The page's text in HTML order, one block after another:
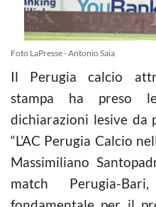
Foto LaPresse - Antonio Saia
Il Perugia calcio
stampa ha preso
dichiarazioni lesive da
“L’AC Perugia Calcio
Massimiliano
match Perugia-